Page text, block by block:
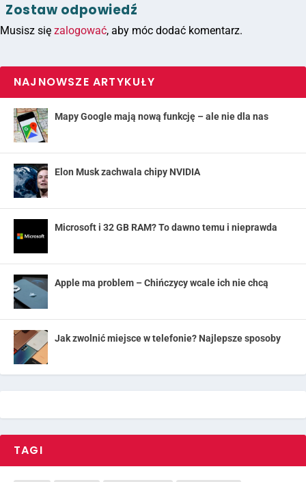
Zostaw odpowiedź
Musisz się zalogować, aby móc dodać komentarz.
NAJNOWSZE ARTYKUŁY
Mapy Google mają nową funkcję – ale nie dla nas
Elon Musk zachwala chipy NVIDIA
Microsoft i 32 GB RAM? To dawno temu i nieprawda
Apple ma problem – Chińczycy wcale ich nie chcą
Jak zwolnić miejsce w telefonie? Najlepsze sposoby
TAGI